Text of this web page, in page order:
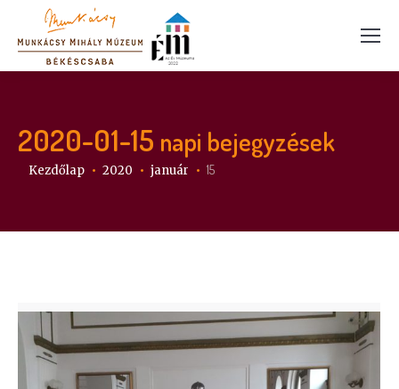
2020-01-15 napi bejegyzések
Itt vagy:
Kezdőlap 2020 január 15